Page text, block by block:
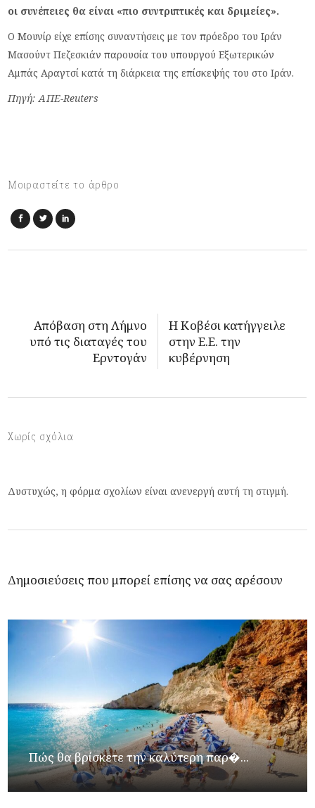
οι συνέπειες θα είναι «πιο συντριπτικές και δριμείες».
Ο Μουνίρ είχε επίσης συναντήσεις με τον πρόεδρο του Ιράν
Μασούντ Πεζεσκιάν παρουσία του υπουργού Εξωτερικών
Αμπάς Αραγτσί κατά τη διάρκεια της επίσκεψής του στο Ιράν.
Πηγή: ΑΠΕ-Reuters
Μοιραστείτε το άρθρο
Απόβαση στη Λήμνο
υπό τις διαταγές του
Ερντογάν
Η Κοβέσι κατήγγειλε
στην Ε.Ε. την
κυβέρνηση
Χωρίς σχόλια
Δυστυχώς, η φόρμα σχολίων είναι ανενεργή αυτή τη στιγμή.
Δημοσιεύσεις που μπορεί επίσης να σας αρέσουν
Πώς θα βρίσκετε την καλύτερη παρ�...